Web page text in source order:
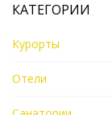
КАТЕГОРИИ
Курорты
Отели